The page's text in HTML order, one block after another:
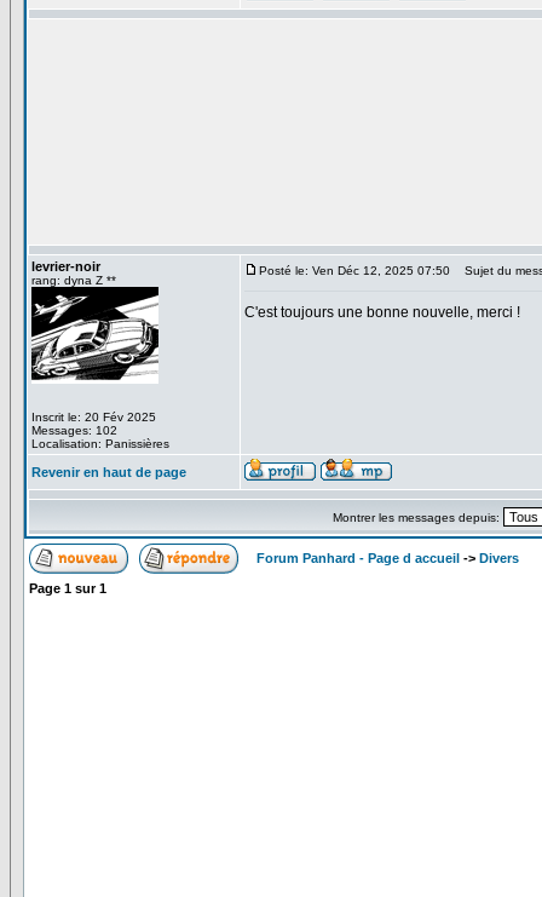
levrier-noir
rang: dyna Z **
Inscrit le: 20 Fév 2025
Messages: 102
Localisation: Panissières
Posté le: Ven Déc 12, 2025 07:50 Sujet du
C'est toujours une bonne nouvelle, merci !
Revenir en haut de page
Montrer les messages depuis:
Forum Panhard - Page d accueil -> Divers
Page 1 sur1